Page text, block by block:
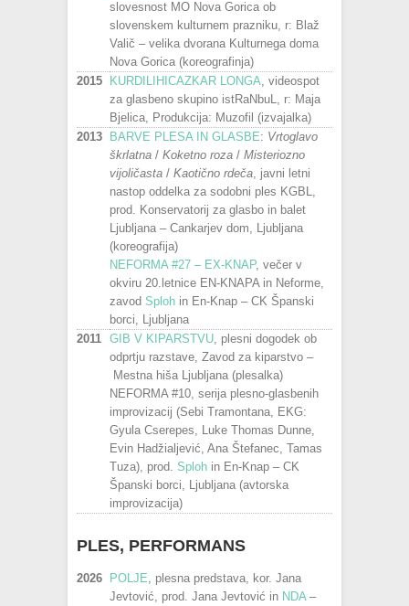
slovesnost MO Nova Gorica ob
slovenskem kulturnem prazniku, r: Blaž
Valič – velika dvorana Kulturnega doma
Nova Gorica (koreografinja)
2015
KURDILIHICAZKAR LONGA, videospot
za glasbeno skupino istRaNbuL, r: Maja
Bjelica, Produkcija: Muzofil (izvajalka)
2013
BARVE PLESA IN GLASBE: Vrtoglavo
škrlatna / Koketno roza / Misteriozno
vijoličasta / Kaotično rdeča, javni letni
nastop oddelka za sodobni ples KGBL,
prod. Konservatorij za glasbo in balet
Ljubljana – Cankarjev dom, Ljubljana
(koreografija)
NEFORMA #27 – EX-KNAP, večer v
okviru 20.letnice EN-KNAPA in Neforme,
zavod Sploh in En-Knap – CK Španski
borci, Ljubljana
2011 GIB V KIPARSTVU, plesni dogodek ob
odprtju razstave, Zavod za kiparstvo –
Mestna hiša Ljubljana (plesalka)
NEFORMA #10, serija plesno-glasbenih
improvizacij (Sebi Tramontana, EKG:
Gyula Cserepes, Luke Thomas Dunne,
Evin Hadžialjević, Ana Štefanec, Tamas
Tuza), prod. Sploh in En-Knap – CK
Španski borci, Ljubljana (avtorska
improvizacija)
PLES, PERFORMANS
2026 POLJE, plesna predstava, kor. Jana
Jevtović, prod. Jana Jevtović in NDA–